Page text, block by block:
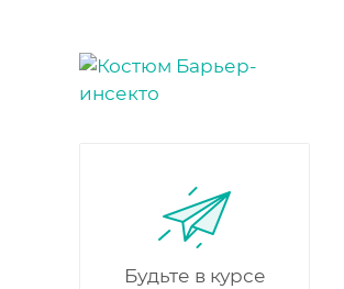
Будьте в курсе